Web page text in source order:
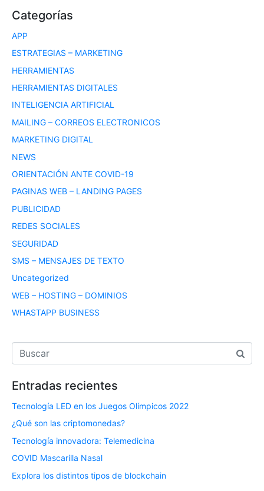
Categorías
APP
ESTRATEGIAS – MARKETING
HERRAMIENTAS
HERRAMIENTAS DIGITALES
INTELIGENCIA ARTIFICIAL
MAILING – CORREOS ELECTRONICOS
MARKETING DIGITAL
NEWS
ORIENTACIÓN ANTE COVID-19
PAGINAS WEB – LANDING PAGES
PUBLICIDAD
REDES SOCIALES
SEGURIDAD
SMS – MENSAJES DE TEXTO
Uncategorized
WEB – HOSTING – DOMINIOS
WHASTAPP BUSINESS
Entradas recientes
Tecnología LED en los Juegos Olímpicos 2022
¿Qué son las criptomonedas?
Tecnología innovadora: Telemedicina
COVID Mascarilla Nasal
Explora los distintos tipos de blockchain